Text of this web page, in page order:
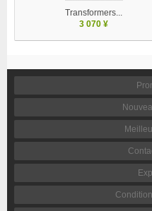
Transformers...
3 070 ¥